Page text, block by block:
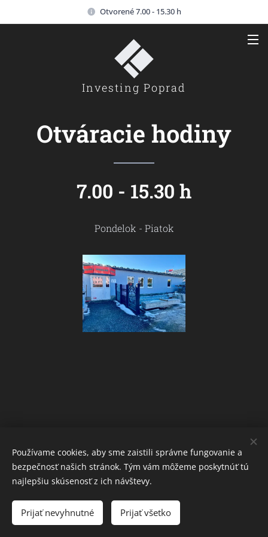
Otvorené 7.00 - 15.30 h
Investing Poprad
Otváracie hodiny
7.00 - 15.30 h
Pondelok - Piatok
Investing Poprad spol. s.r.o.
IČO: 36 504 734
DIČ: SK2021988793
Cookies
Používame cookies, aby sme zaistili správne fungovanie a
bezpečnosť našich stránok. Tým vám môžeme poskytnúť tú
najlepšiu skúsenosť z ich návštevy.
Prijať nevyhnutné Prijať všetko